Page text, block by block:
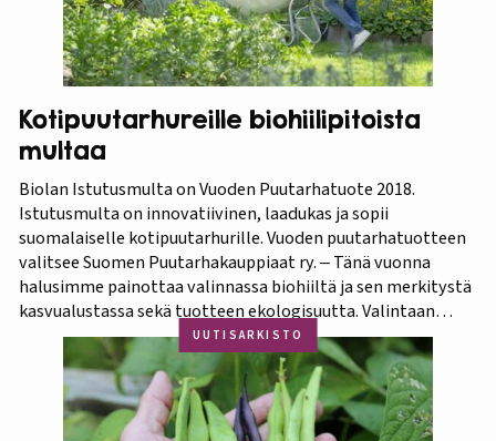
Kotipuutarhureille biohiilipitoista
multaa
Biolan Istutusmulta on Vuoden Puutarhatuote 2018.
Istutusmulta on innovatiivinen, laadukas ja sopii
suomalaiselle kotipuutarhurille. Vuoden puutarhatuotteen
valitsee Suomen Puutarhakauppiaat ry. ‒ Tänä vuonna
halusimme painottaa valinnassa biohiiltä ja sen merkitystä
kasvualustassa sekä tuotteen ekologisuutta. Valintaan
vaikuttivat myös luonnonmukaisuus ja kotimaisuus.
Finaaliin päätyneet tuotteet olivat kaikki biohiilipohjaisia.
Kilpailu oli tasainen, mutta Biolan Istutusmulta antaa
ehdottomasti helpoimmin…
UUTISARKISTO